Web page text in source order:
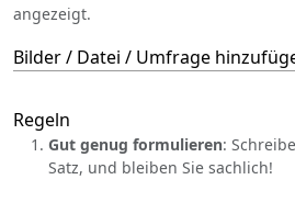
angezeigt.
Bilder / Datei / Umfrage
Regeln
Gut genug formulieren:
Satz, und bleiben Sie sachlich!